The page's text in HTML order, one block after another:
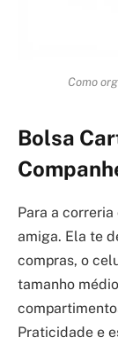
Como
Bolsa
Para a
amiga. Ela te
compras, o
tamanho
Praticidade e